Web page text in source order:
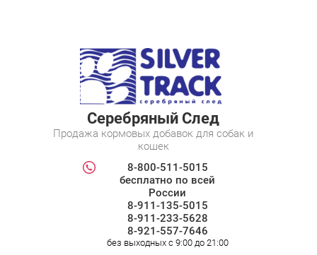
Серебряный След
Продажа кормовых добавок для собак и
кошек
8-800-511-5015
бесплатно по всей
России
8-911-135-5015
8-911-233-5628
8-921-557-7646
без выходных c 9:00 до 21:00